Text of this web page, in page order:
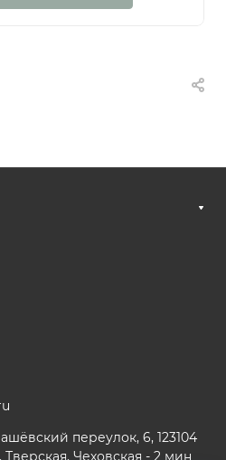
переулок, 6, 123104
Чеховская - 2 мин